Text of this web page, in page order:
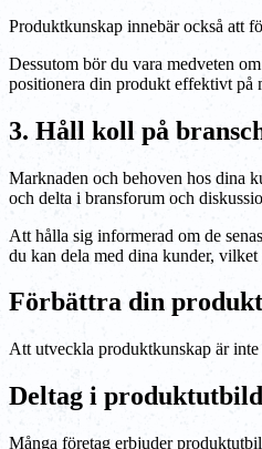
Produktkunskap innebär också att
Dessutom bör du vara medveten
positionera din produkt effektivt på
3. Håll koll på
Marknaden och behoven hos dina
och delta i bransforum och
Att hålla sig informerad om de
du kan dela med dina kunder,
Förbättra din
Att utveckla produktkunskap är
Deltag i
Många företag erbjuder